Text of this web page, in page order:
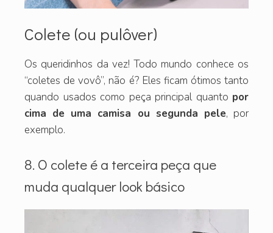
Colete (ou pulôver)
Os queridinhos da vez! Todo mundo conhece os
“coletes de vovô”, não é? Eles ficam ótimos tanto
quando usados como peça principal quanto por
cima de uma camisa ou segunda pele, por
exemplo.
8. O colete é a terceira peça que
muda qualquer look básico